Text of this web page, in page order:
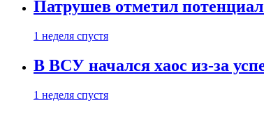
Патрушев отметил
1 неделя спустя
В ВСУ начался хаос из-за
1 неделя спустя